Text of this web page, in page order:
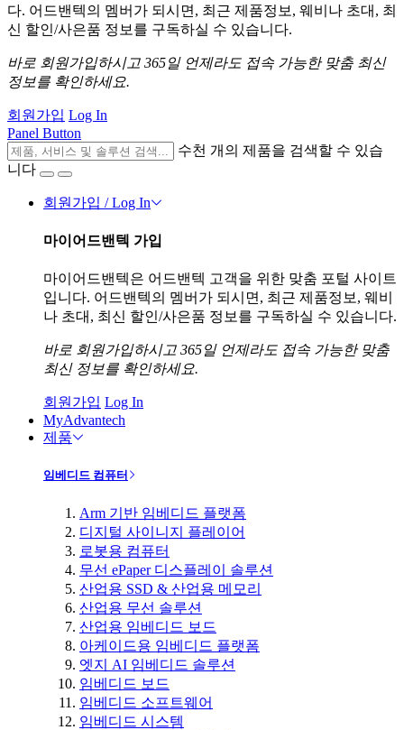
다. 어드밴텍의 멤버가 되시면, 최근 제품정보, 웨비나 초대, 최
신 할인/사은품 정보를 구독하실 수 있습니다.
바로 회원가입하시고 365일 언제라도 접속 가능한 맞춤 최신
정보를 확인하세요.
회원가입 Log In
Panel Button
수천 개의 제품을 검색할 수 있습
니다
회원가입 / Log In
마이어드밴텍 가입
마이어드밴텍은 어드밴텍 고객을 위한 맞춤 포털 사이트
입니다. 어드밴텍의 멤버가 되시면, 최근 제품정보, 웨비
나 초대, 최신 할인/사은품 정보를 구독하실 수 있습니다.
바로 회원가입하시고 365일 언제라도 접속 가능한 맞춤
최신 정보를 확인하세요.
회원가입 Log In
MyAdvantech
제품
임베디드 컴퓨터
Arm 기반 임베디드 플랫폼
디지털 사이니지 플레이어
로봇용 컴퓨터
무선 ePaper 디스플레이 솔루션
산업용 SSD & 산업용 메모리
산업용 무선 솔루션
산업용 임베디드 보드
아케이드용 임베디드 플랫폼
엣지 AI 임베디드 솔루션
임베디드 보드
임베디드 소프트웨어
임베디드 시스템